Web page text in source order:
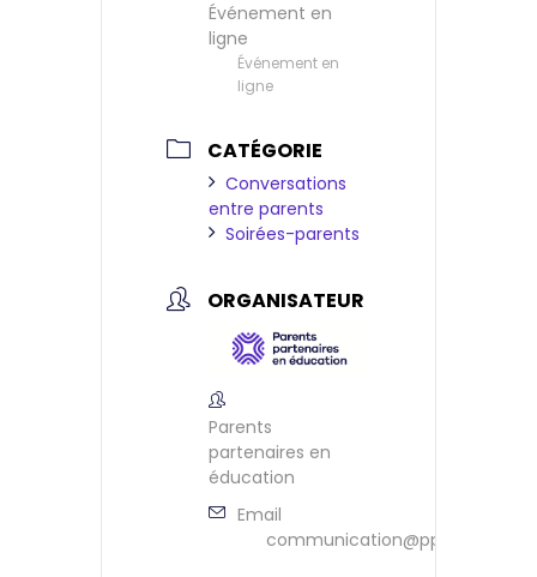
Événement en
ligne
Événement en
ligne
CATÉGORIE
Conversations
entre parents
Soirées-parents
ORGANISATEUR
Parents
partenaires en
éducation
Email
communication@ppeontario.ca